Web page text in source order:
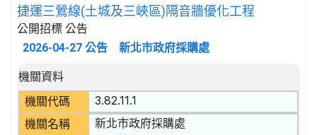
捷運三鶯線(土城及三峽區)隔音牆優化工程
公開招標 公告
2026-04-27 公告 新北市政府採購處
招標公告詳細內容
機關資料
機關代碼
3.82.11.1
機關名稱 新北市政府採購處